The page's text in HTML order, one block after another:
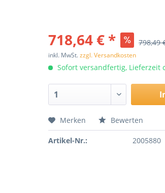
718,64 € * 798,49
inkl. MwSt.zzgl. Versandkosten
Sofort versandfertig, Lieferzeit
Merken Bewerten
Artikel-Nr.: 2005880